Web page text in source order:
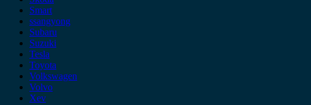
Smart
ssangyong
Subaru
Suzuki
Tesla
Toyota
Volkswagen
Volvo
Xev